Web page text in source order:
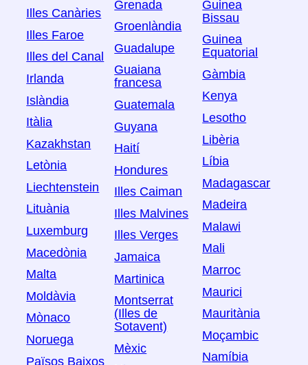
Illes Canàries
Illes Faroe
Illes del Canal
Irlanda
Islàndia
Itàlia
Kazakhstan
Letònia
Liechtenstein
Lituània
Luxemburg
Macedònia
Malta
Moldàvia
Mònaco
Noruega
Països Baixos
Grenada
Groenlàndia
Guadalupe
Guaiana
francesa
Guatemala
Guyana
Haití
Hondures
Illes Caiman
Illes Malvines
Illes Verges
Jamaica
Martinica
Montserrat
(Illes de
Sotavent)
Mèxic
Guinea
Bissau
Guinea
Equatorial
Gàmbia
Kenya
Lesotho
Libèria
Líbia
Madagascar
Madeira
Malawi
Mali
Marroc
Maurici
Mauritània
Moçambic
Namíbia